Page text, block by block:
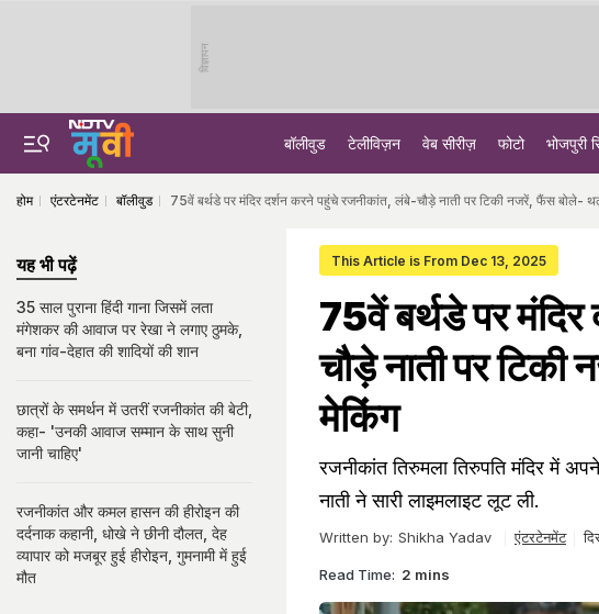
विज्ञापन
बॉलीवुड टेलीविज़न वेब सीरीज़ फोटो भोजपुरी
होम एंटरटेनमेंट बॉलीवुड 75वें बर्थडे पर मंदिर दर्शन करने पहुंचे रजनीकांत, लंबे-चौड़े नाती पर टिकी नजरें, फैंस बोले-
This Article is From Dec 13, 2025
75वें बर्थडे पर
चौड़े नाती पर
मेकिंग
रजनीकांत तिरुमला तिरुपति मंदिर में
नाती ने सारी लाइमलाइट लूट ली.
Written by: Shikha Yadav एंटरटेनमेंट
Read Time: 2 mins
यह भी पढ़ें
35 साल पुराना हिंदी गाना जिसमें लता
मंगेशकर की आवाज पर रेखा ने लगाए ठुमके,
बना गांव-देहात की शादियों की शान
छात्रों के समर्थन में उतरीं रजनीकांत की बेटी,
कहा- 'उनकी आवाज सम्मान के साथ सुनी
जानी चाहिए'
रजनीकांत और कमल हासन की हीरोइन की
दर्दनाक कहानी, धोखे ने छीनी दौलत, देह
व्यापार को मजबूर हुई हीरोइन, गुमनामी में हुई
मौत